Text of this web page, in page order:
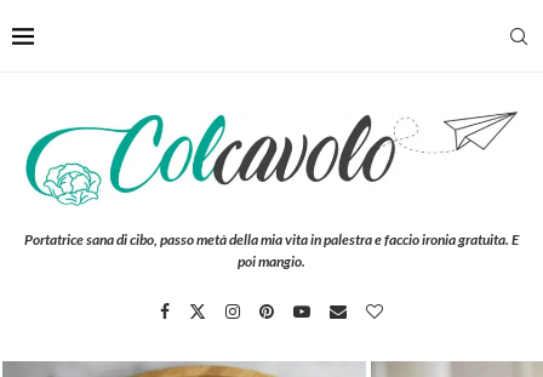
Portatrice sana di cibo, passo metà della mia vita in palestra e faccio ironia gratuita. E
poi mangio.